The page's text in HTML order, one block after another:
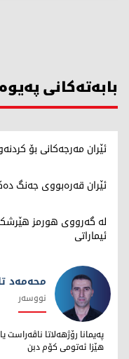
بابەتەکانی
ئێران مەرجەکانی بۆ
ئێران قەرەبووی جەنگ
لە گەرووی هورمز
ئیماراتی
محەمەد تاهر زێبارى
محەمەد
نووسەر
پەیمانا رۆژهەلاتا
هێزا ئەتومى کۆم دبن